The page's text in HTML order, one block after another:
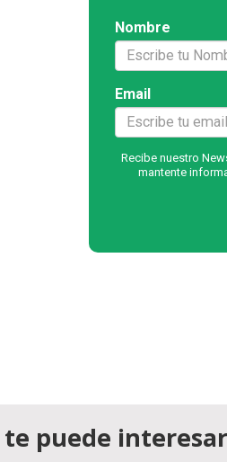
Nombre
Email
Recibe nuestro
mantente
puede interesar